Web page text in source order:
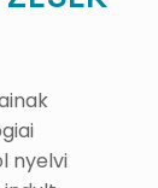
nyelvi